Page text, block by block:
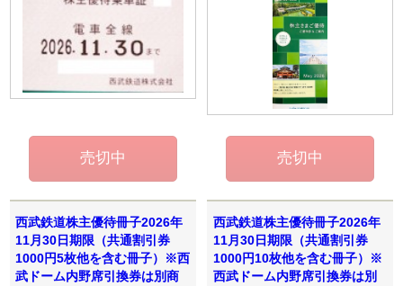
西武鉄道株主優待冊子2026年
11月30日期限（共通割引券
1000円5枚他を含む冊子）※西
武ドーム内野席引換券は別商
西武鉄道株主優待冊子2026年
11月30日期限（共通割引券
1000円10枚他を含む冊子）※
西武ドーム内野席引換券は別